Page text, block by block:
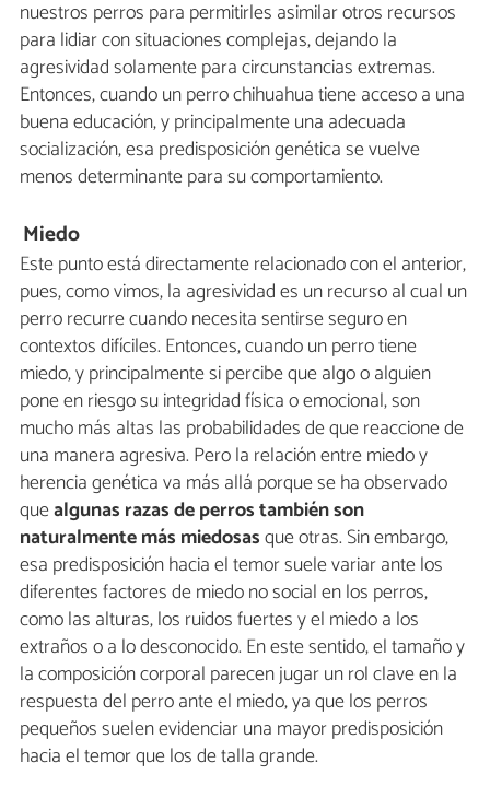
nuestros perros para permitirles asimilar otros recursos
para lidiar con situaciones complejas, dejando la
agresividad solamente para circunstancias extremas.
Entonces, cuando un perro chihuahua tiene acceso a una
buena educación, y principalmente una adecuada
socialización, esa predisposición genética se vuelve
menos determinante para su comportamiento.
Miedo
Este punto está directamente relacionado con el anterior,
pues, como vimos, la agresividad es un recurso al cual un
perro recurre cuando necesita sentirse seguro en
contextos difíciles. Entonces, cuando un perro tiene
miedo, y principalmente si percibe que algo o alguien
pone en riesgo su integridad física o emocional, son
mucho más altas las probabilidades de que reaccione de
una manera agresiva. Pero la relación entre miedo y
herencia genética va más allá porque se ha observado
quealgunas razas de perros también son
naturalmente más miedosasque otras. Sin embargo,
esa predisposición hacia el temor suele variar ante los
diferentes factores de miedo no social en los perros,
como las alturas, los ruidos fuertes y el miedo a los
extraños o a lo desconocido. En este sentido, el tamaño y
la composición corporal parecen jugar un rol clave en la
respuesta del perro ante el miedo, ya que los perros
pequeños suelen evidenciar una mayor predisposición
hacia el temor que los de talla grande.